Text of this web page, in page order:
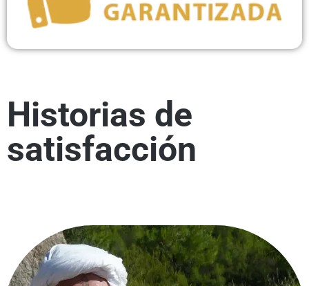
Historias de
satisfacción